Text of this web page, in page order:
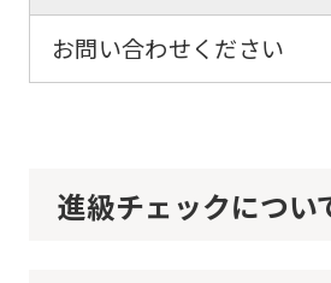
お問い合わせください
進級チェックについ
to
the